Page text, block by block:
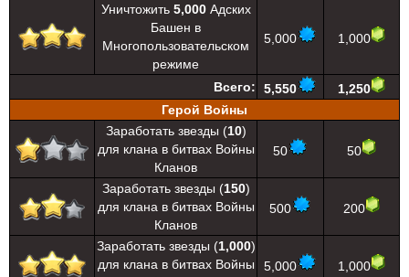
Уничтожить 5,000Адских
Башен в
Многопользовательском
режиме
5,000 1,000
Всего: 5,550
1,250
Герой Войны
Заработать звезды (10)
для клана в битвах Войны
Кланов
50 50
Заработать звезды (150)
для клана в битвах Войны
Кланов
500 200
Заработать звезды (1,000)
для клана в битвах Войны
5,000 1,000